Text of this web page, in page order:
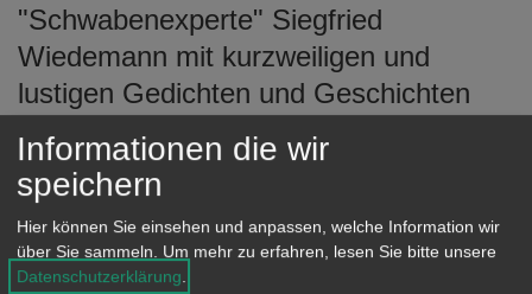
"Schwabenexperte" Siegfried
Wiedemann mit kurzweiligen und
lustigen Gedichten und Geschichten
aufzeigen.
Am Dienstag, 14. Februar, um 9 Uhr ist
Siegfried Wiedemann beim
Informationen die wir
speichern
Hier können Sie einsehen und anpassen, welche Information wir
über Sie sammeln.
Um mehr zu erfahren, lesen Sie bitte unsere
Datenschutzerklärung